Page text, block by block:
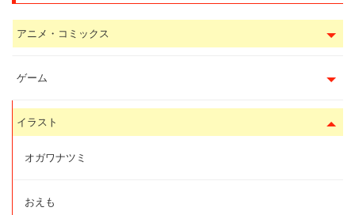
アニメ・コミックス
ゲーム
イラスト
オガワナツミ
おえも